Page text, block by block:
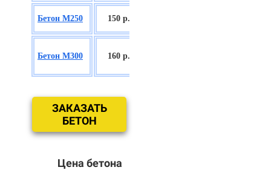
Бетон М250 150 р.
Бетон М300 160 р.
ЗАКАЗАТЬ
БЕТОН
Цена бетона